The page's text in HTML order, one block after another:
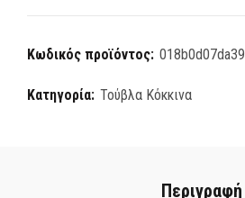
Κωδικός προϊόντος: 018b0d07da39
Κατηγορία: Τούβλα Κόκκινα
Περιγραφή